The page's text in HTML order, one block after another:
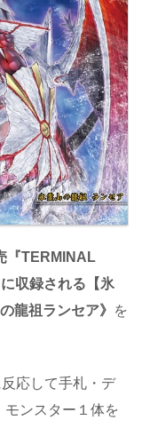
『TERMINAL
収録される【氷
龍祖ランセア》 を
応して手札・デ
ンスター１体を